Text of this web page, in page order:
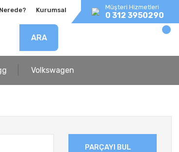
Kurumsal Müşteri Hizmetleri
0 312 3950290
ARA
Volkswagen
PARÇAYI BUL